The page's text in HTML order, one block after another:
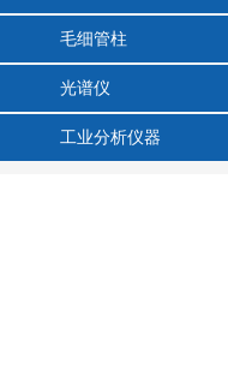
毛细管柱
光谱仪
工业分析仪器